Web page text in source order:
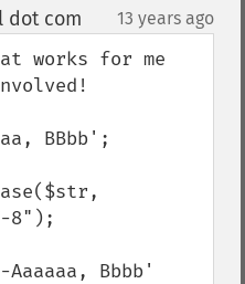
dot com 13 years ago
works for me
BBbb';
8");
Bbbb'